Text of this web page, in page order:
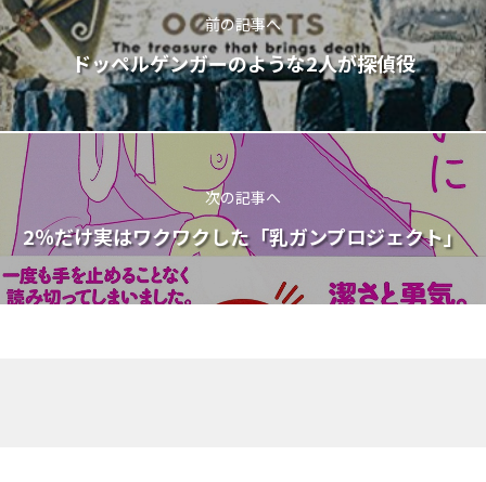
前の記事へ
ドッペルゲンガーのような2人が探偵役
次の記事へ
2％だけ実はワクワクした「乳ガンプロジェクト」